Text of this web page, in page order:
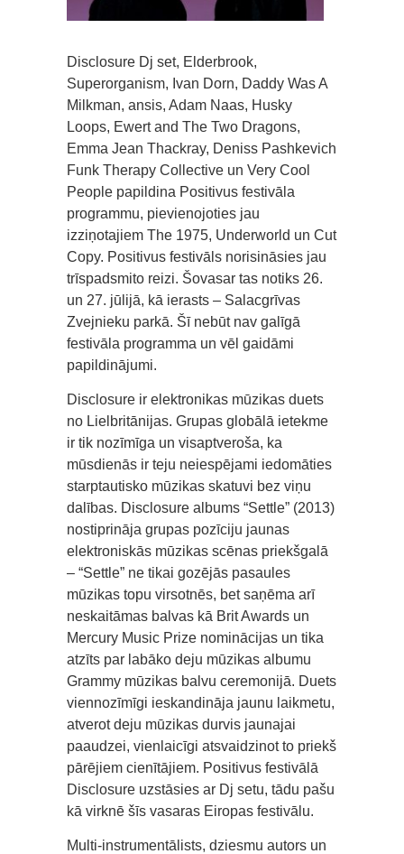
Disclosure Dj set, Elderbrook,
Superorganism, Ivan Dorn, Daddy Was A
Milkman, ansis, Adam Naas, Husky
Loops, Ewert and The Two Dragons,
Emma Jean Thackray, Deniss Pashkevich
Funk Therapy Collective un Very Cool
People papildina Positivus festivāla
programmu, pievienojoties jau
izziņotajiem The 1975, Underworld un Cut
Copy. Positivus festivāls norisināsies jau
trīspadsmito reizi. Šovasar tas notiks 26.
un 27. jūlijā, kā ierasts – Salacgrīvas
Zvejnieku parkā. Šī nebūt nav galīgā
festivāla programma un vēl gaidāmi
papildinājumi.
Disclosure ir elektronikas mūzikas duets
no Lielbritānijas. Grupas globālā ietekme
ir tik nozīmīga un visaptveroša, ka
mūsdienās ir teju neiespējami iedomāties
starptautisko mūzikas skatuvi bez viņu
dalības. Disclosure albums “Settle” (2013)
nostiprināja grupas pozīciju jaunas
elektroniskās mūzikas scēnas priekšgalā
– “Settle” ne tikai gozējās pasaules
mūzikas topu virsotnēs, bet saņēma arī
neskaitāmas balvas kā Brit Awards un
Mercury Music Prize nominācijas un tika
atzīts par labāko deju mūzikas albumu
Grammy mūzikas balvu ceremonijā. Duets
viennozīmīgi ieskandināja jaunu laikmetu,
atverot deju mūzikas durvis jaunajai
paaudzei, vienlaicīgi atsvaidzinot to priekš
pārējiem cienītājiem. Positivus festivālā
Disclosure uzstāsies ar Dj setu, tādu pašu
kā virknē šīs vasaras Eiropas festivālu.
Multi-instrumentālists, dziesmu autors un